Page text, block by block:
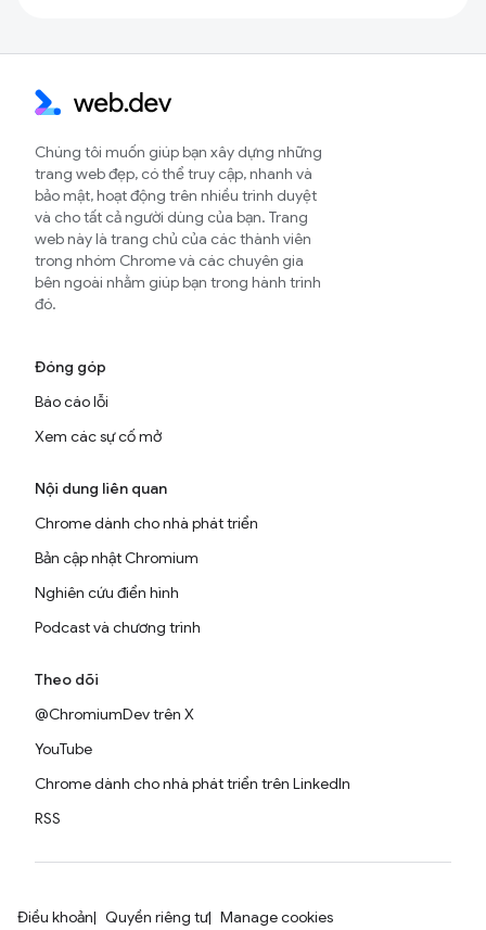
Chúng tôi muốn giúp bạn xây dựng những
trang web đẹp, có thể truy cập, nhanh và
bảo mật, hoạt động trên nhiều trình duyệt
và cho tất cả người dùng của bạn. Trang
web này là trang chủ của các thành viên
trong nhóm Chrome và các chuyên gia
bên ngoài nhằm giúp bạn trong hành trình
đó.
Đóng góp
Báo cáo lỗi
Xem các sự cố mở
Nội dung liên quan
Chrome dành cho nhà phát triển
Bản cập nhật Chromium
Nghiên cứu điển hình
Podcast và chương trình
Theo dõi
@ChromiumDev trên X
YouTube
Chrome dành cho nhà phát triển trên LinkedIn
RSS
Điều khoản Quyền riêng tư Manage cookies